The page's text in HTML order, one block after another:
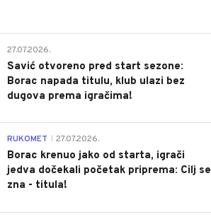
27.07.2026.
Savić otvoreno pred start sezone:
Borac napada titulu, klub ulazi bez
dugova prema igračima!
RUKOMET 27.07.2026.
Borac krenuo jako od starta, igrači
jedva dočekali početak priprema: Cilj se
zna - titula!